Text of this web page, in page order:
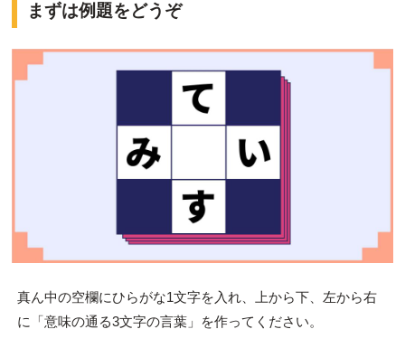
まずは例題をどうぞ
真ん中の空欄にひらがな1文字を入れ、上から下、左から右
に「意味の通る3文字の言葉」を作ってください。